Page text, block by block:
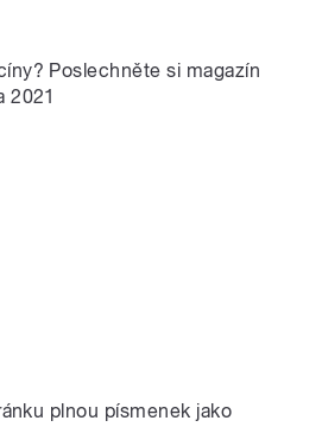
Poslechněte si magazín
2021
plnou písmenek jako